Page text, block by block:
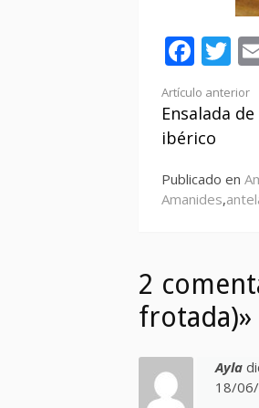
Seguir
leyendo
Artículo anterior
Ensalada
ibérico
Publicado en
Amanides,
2
frotada)»
Ayla
18/